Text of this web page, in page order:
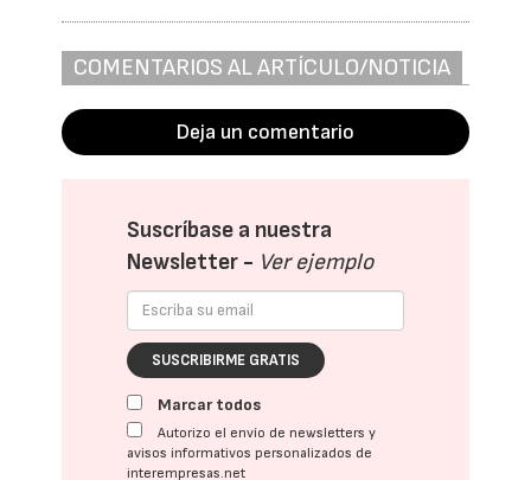
COMENTARIOS AL ARTÍCULO/NOTICIA
Deja un comentario
Suscríbase a nuestra
Newsletter - Ver ejemplo
SUSCRIBIRME GRATIS
Marcar todos
Autorizo el envío de newsletters y
avisos informativos personalizados de
interempresas.net